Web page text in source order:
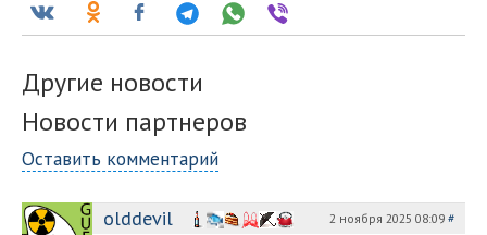
Другие новости
Новости партнеров
Оставить комментарий
olddevil 2 ноября 2025 08:09 #